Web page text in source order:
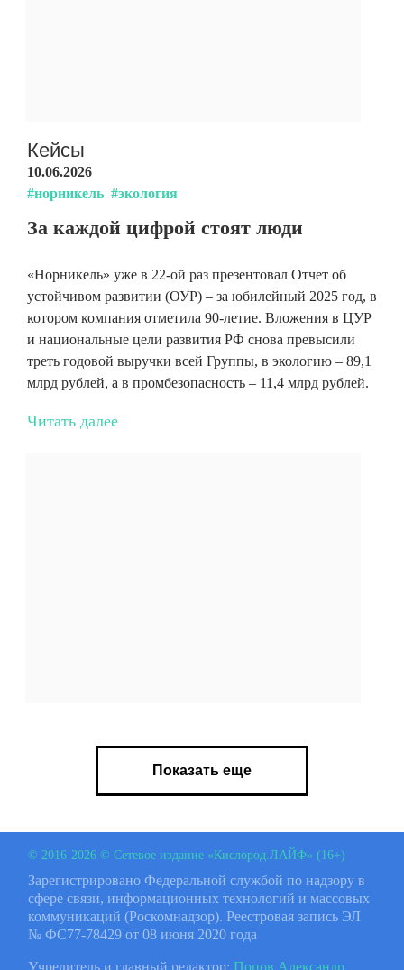
Кейсы
10.06.2026
#норникель #экология
За каждой цифрой стоят люди
«Норникель» уже в 22-ой раз презентовал Отчет об
устойчивом развитии (ОУР) – за юбилейный 2025 год, в
котором компания отметила 90-летие. Вложения в ЦУР
и национальные цели развития РФ снова превысили
треть годовой выручки всей Группы, в экологию – 89,1
млрд рублей, а в промбезопасность – 11,4 млрд рублей.
Читать далее
Показать еще
© 2016-2026 © Сетевое издание «Кислород.ЛАЙФ» (16+)
Зарегистрировано Федеральной службой по надзору в
сфере связи, информационных технологий и массовых
коммуникаций (Роскомнадзор). Реестровая запись ЭЛ
№ ФС77-78429 от 08 июня 2020 года
Учредитель и главный редактор: Попов Александр